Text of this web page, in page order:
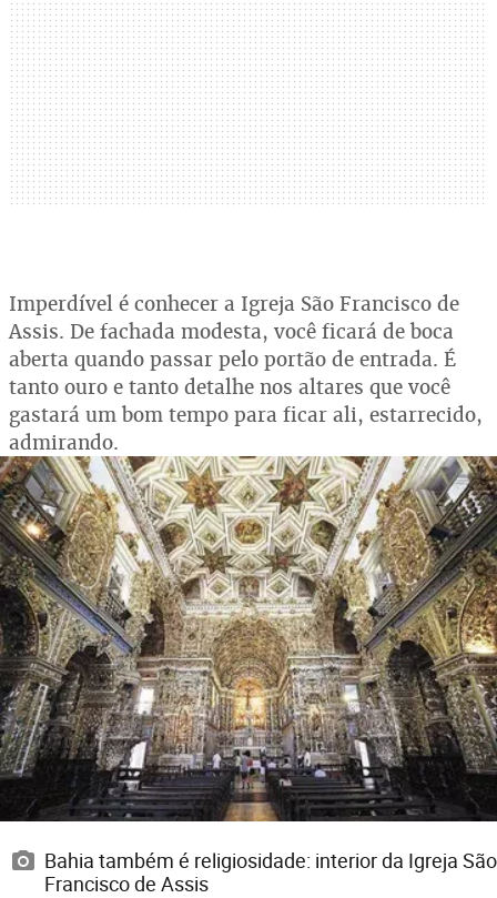
Imperdível é conhecer a Igreja São Francisco de
Assis. De fachada modesta, você ficará de boca
aberta quando passar pelo portão de entrada. É
tanto ouro e tanto detalhe nos altares que você
gastará um bom tempo para ficar ali, estarrecido,
admirando.
Bahia também é religiosidade: interior da Igreja São
Francisco de Assis